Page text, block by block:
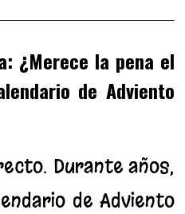
¿Merece la pena el
de Adviento
Durante años,
de Adviento